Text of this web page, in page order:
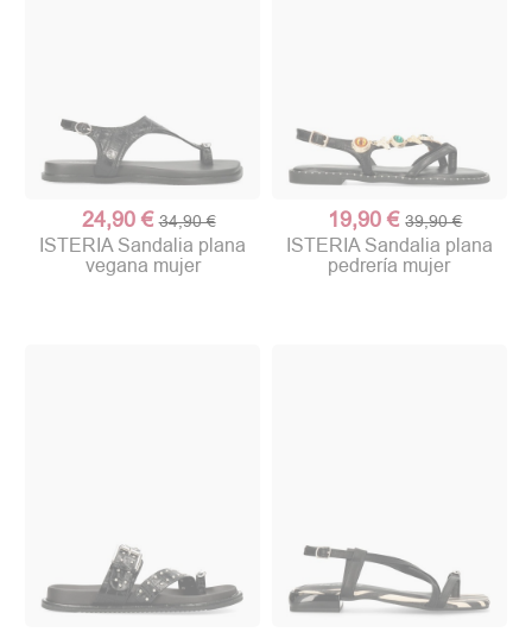
24,90 € 34,90 €
ISTERIA Sandalia plana
vegana mujer
19,90 € 39,90 €
ISTERIA Sandalia plana
pedrería mujer